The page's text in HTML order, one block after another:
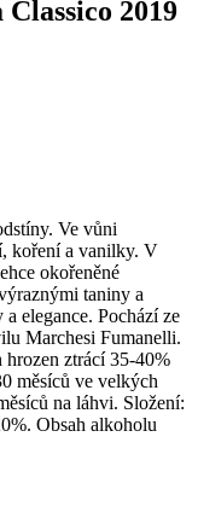
2019
Ve vůni
koření a vanilky. V
okořeněné
taniny a
elegance. Pochází ze
Marchesi Fumanelli.
hrozen ztrácí 35-40%
měsíců ve velkých
na láhvi. Složení:
Obsah alkoholu